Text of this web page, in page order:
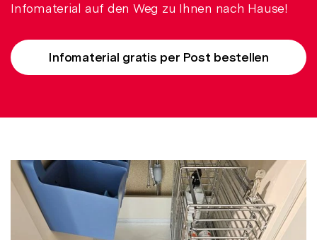
Infomaterial auf den Weg zu Ihnen nach Hause!
Infomaterial gratis per Post bestellen